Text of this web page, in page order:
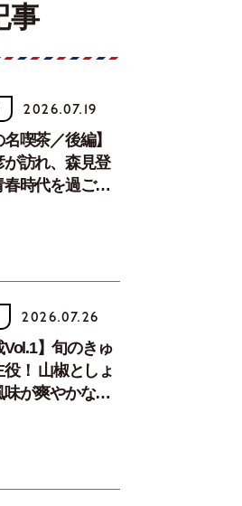
事
2026.07.19
名喫茶／後編】
が訪れ、森見登
春時代を過ごし
2026.07.26
Vol.1】旬のきゅ
役！ 山椒としょ
味が爽やかな、